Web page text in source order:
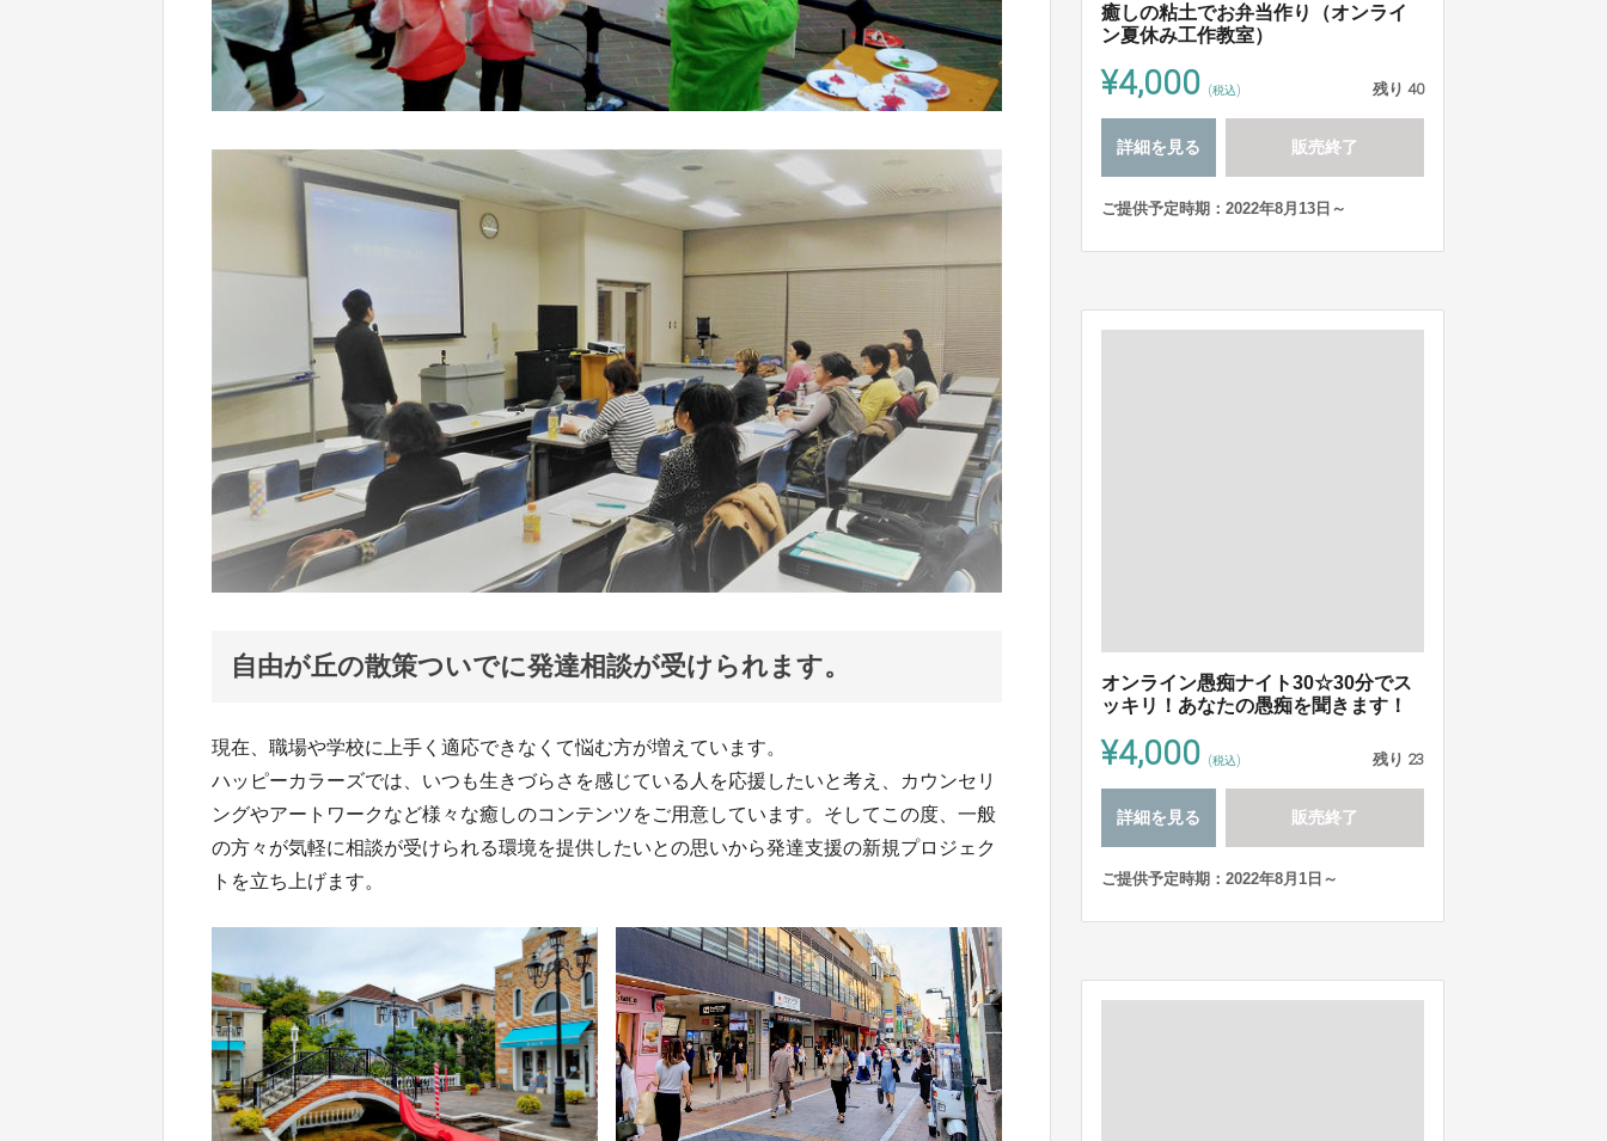
自由が丘の散策ついでに発達相談が受けられます。
現在、職場や学校に上手く適応できなくて悩む方が増えています。
ハッピーカラーズでは、いつも生きづらさを感じている人を応援したいと考え、カウンセリ
ングやアートワークなど様々な癒しのコンテンツをご用意しています。そしてこの度、一般
の方々が気軽に相談が受けられる環境を提供したいとの思いから発達支援の新規プロジェク
トを立ち上げます。
癒しの粘土でお弁当作り（オンライ
ン夏休み工作教室）
¥4,000 (税込) 残り 40
詳細を見る 販売終了
ご提供予定時期：2022年8月13日～
オンライン愚痴ナイト30☆30分でス
ッキリ！あなたの愚痴を聞きます！
¥4,000 (税込) 残り 23
詳細を見る 販売終了
ご提供予定時期：2022年8月1日～